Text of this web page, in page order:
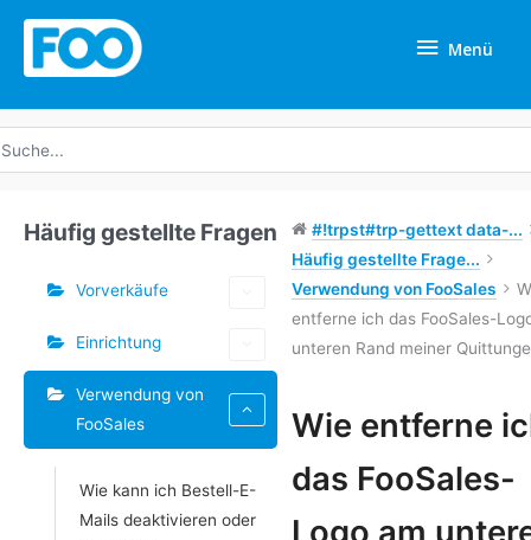
Menü
Häufig gestellte Fragen
Vorverkäufe
Einrichtung
Verwendung von
FooSales
Wie kann ich Bestell-E-
Mails deaktivieren oder
#!trpst#trp-gettext data-...
Häufig gestellte Frage...
Verwendung von FooSales
entferne ich das FooSales-
unteren Rand meiner
Wie entferne
das FooSales-
Logo am
Schlagwörter
Navigation